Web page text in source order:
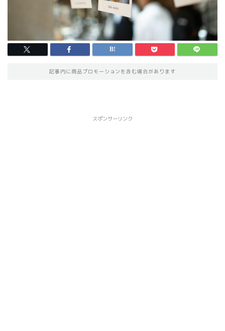
記事内に商品プロモーションを含む場合があります
スポンサーリンク